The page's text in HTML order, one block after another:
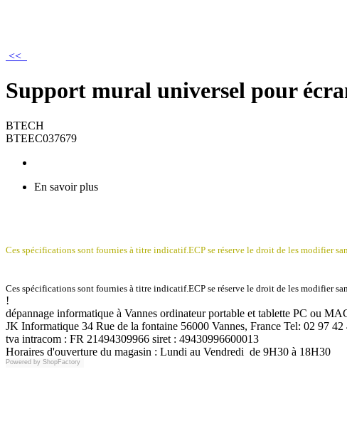
<<
Support mural universel pour
BTECH
BTEEC037679
En savoir plus
Ces spécifications sont fournies à titre indicatif.ECP se réserve le droit de les modifier
Ces spécifications sont fournies à titre indicatif.ECP se réserve le droit de les modifier
!
dépannage informatique à Vannes ordinateur portable et tablette PC ou
JK Informatique 34 Rue de la fontaine 56000 Vannes, France Tel: 02 97
tva intracom : FR 21494309966 siret : 49430996600013
Horaires d'ouverture du magasin : Lundi au Vendredi de 9H30 à 18H30
Powered by ShopFactory